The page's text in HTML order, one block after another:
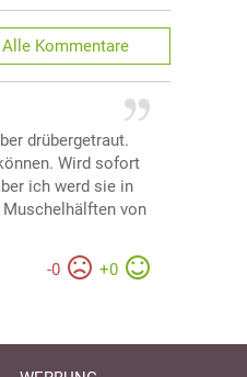
Alle Kommentare
drübergetraut.
Wird sofort
ich werd sie in
von
-0 +0